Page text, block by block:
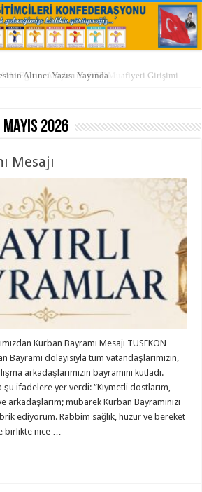
Eğitim Araçlarına ÖTV Muafiyeti Girişimi
Mayıs 2026
Mesajı
Kurban Bayramı Mesajı TÜSEKON
Bayramı dolayısıyla tüm vatandaşlarımızın,
arkadaşlarımızın bayramını kutladı.
şu ifadelere yer verdi: “Kıymetli dostlarım,
arkadaşlarım; mübarek Kurban Bayramınızı
ediyorum. Rabbim sağlık, huzur ve bereket
birlikte nice …